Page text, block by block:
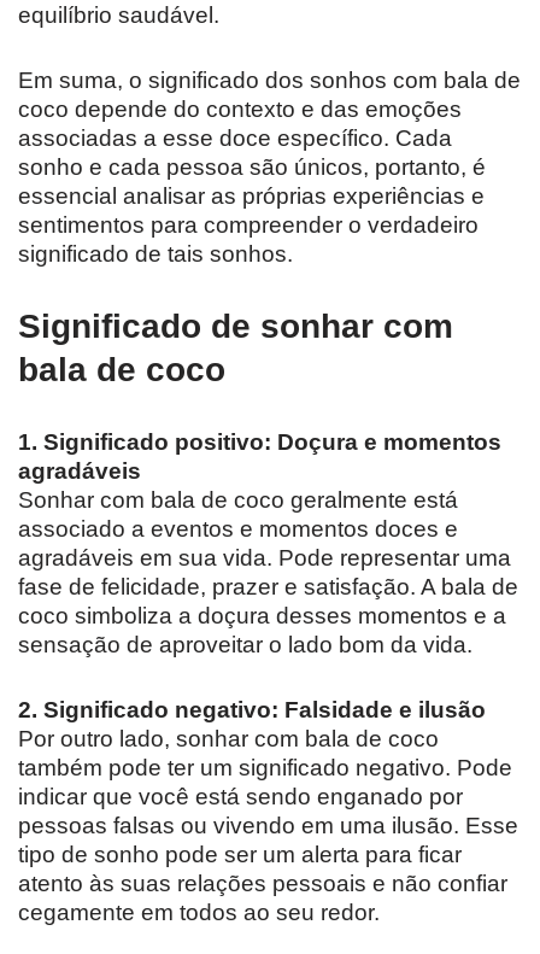
equilíbrio saudável.
Em suma, o significado dos sonhos com bala de
coco depende do contexto e das emoções
associadas a esse doce específico. Cada
sonho e cada pessoa são únicos, portanto, é
essencial analisar as próprias experiências e
sentimentos para compreender o verdadeiro
significado de tais sonhos.
Significado de sonhar com
bala de coco
1. Significado positivo: Doçura e momentos
agradáveis
Sonhar com bala de coco geralmente está
associado a eventos e momentos doces e
agradáveis em sua vida. Pode representar uma
fase de felicidade, prazer e satisfação. A bala de
coco simboliza a doçura desses momentos e a
sensação de aproveitar o lado bom da vida.
2. Significado negativo: Falsidade e ilusão
Por outro lado, sonhar com bala de coco
também pode ter um significado negativo. Pode
indicar que você está sendo enganado por
pessoas falsas ou vivendo em uma ilusão. Esse
tipo de sonho pode ser um alerta para ficar
atento às suas relações pessoais e não confiar
cegamente em todos ao seu redor.